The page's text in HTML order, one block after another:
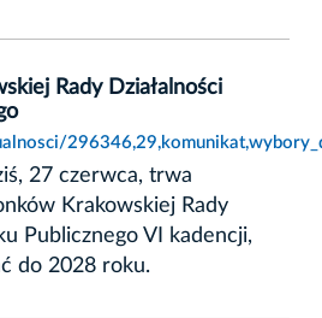
Rady Działalności
27 czerwca, trwa
Krakowskiej Rady
Publicznego VI kadencji,
do 2028 roku.